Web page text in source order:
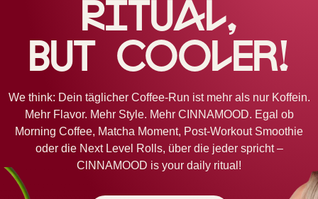
Ritual,
But Cooler!
We think: Dein täglicher Coffee-Run ist mehr als nur Koffein.
Mehr Flavor. Mehr Style. Mehr CINNAMOOD. Egal ob
Morning Coffee, Matcha Moment, Post-Workout Smoothie
oder die Next Level Rolls, über die jeder spricht –
ClNNAMOOD is your daily ritual!